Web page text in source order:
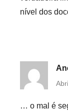
nível dos
… o mal é